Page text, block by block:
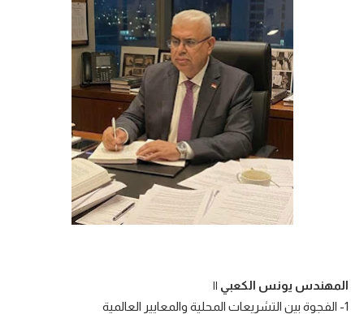
المهندس يونس الكعبي ||
1- الفجوة بين التشريعات المحلية والمعايير العالمية